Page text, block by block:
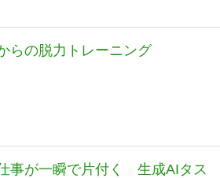
らの脱力トレーニング
事が一瞬で片付く 生成AIタス